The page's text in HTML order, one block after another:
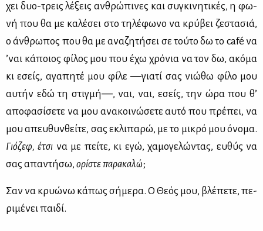
χει δυο-τρεις λέ­ξεις αν­θρώ­πι­νες και συ­γκι­νη­τι­κές, η φω­
νή που θα με κα­λέ­σει στο τη­λέ­φω­νο να κρύ­βει ζε­στα­σιά,
ο άν­θρω­πος που θα με ανα­ζη­τή­σει σε τού­το δω το café να
’ναι κά­ποιος φί­λος μου που έχω χρό­νια να τον δω, ακό­μα
κι εσείς, αγα­πη­τέ μου φί­λε ―για­τί σας νιώ­θω φί­λο μου
αυ­τήν εδώ τη στιγ­μή―, ναι, ναι, εσείς, την ώρα που θ’
απο­φα­σί­σε­τε να μου ανα­κοι­νώ­σε­τε αυ­τό που πρέ­πει, να
μου απευ­θυν­θεί­τε, σας εκλι­πα­ρώ, με το μι­κρό μου όνο­μα.
Γιό­ζεφ,έτσι να με πεί­τε, κι εγώ, χα­μο­γε­λώ­ντας, ευ­θύς να
σας απα­ντή­σω, ορί­στε πα­ρα­κα­λώ;
Σαν να κρυώ­νω κά­πως σή­με­ρα. Ο Θε­ός μου, βλέ­πε­τε, πε­
ρι­μέ­νει παι­δί.